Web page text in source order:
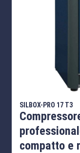
SILBOX-PRO 17 T3
compatto e